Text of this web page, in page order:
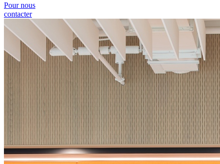
Pour nous
contacter